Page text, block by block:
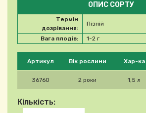
Будь ласка, виберіть продукт
Артикул Вік рослини Хар-ка
36760 2 роки 1,5 л
Кількість:
ОПИС СОРТУ
Термін
дозрівання:
Пізній
Вага плодів: 1-2 г